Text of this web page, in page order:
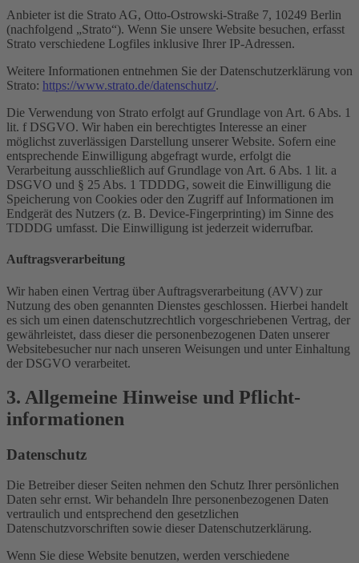
Anbieter ist die Strato AG, Otto-Ostrowski-Straße 7, 10249 Berlin
(nachfolgend „Strato“). Wenn Sie unsere Website besuchen, erfasst
Strato verschiedene Logfiles inklusive Ihrer IP-Adressen.
Weitere Informationen entnehmen Sie der Datenschutzerklärung von
Strato: https://www.strato.de/datenschutz/.
Die Verwendung von Strato erfolgt auf Grundlage von Art. 6 Abs. 1
lit. f DSGVO. Wir haben ein berechtigtes Interesse an einer
möglichst zuverlässigen Darstellung unserer Website. Sofern eine
entsprechende Einwilligung abgefragt wurde, erfolgt die
Verarbeitung ausschließlich auf Grundlage von Art. 6 Abs. 1 lit. a
DSGVO und § 25 Abs. 1 TDDDG, soweit die Einwilligung die
Speicherung von Cookies oder den Zugriff auf Informationen im
Endgerät des Nutzers (z. B. Device-Fingerprinting) im Sinne des
TDDDG umfasst. Die Einwilligung ist jederzeit widerrufbar.
Auftragsverarbeitung
Wir haben einen Vertrag über Auftragsverarbeitung (AVV) zur
Nutzung des oben genannten Dienstes geschlossen. Hierbei handelt
es sich um einen datenschutzrechtlich vorgeschriebenen Vertrag, der
gewährleistet, dass dieser die personenbezogenen Daten unserer
Websitebesucher nur nach unseren Weisungen und unter Einhaltung
der DSGVO verarbeitet.
3. Allgemeine Hinweise und Pflicht­
informationen
Datenschutz
Die Betreiber dieser Seiten nehmen den Schutz Ihrer persönlichen
Daten sehr ernst. Wir behandeln Ihre personenbezogenen Daten
vertraulich und entsprechend den gesetzlichen
Datenschutzvorschriften sowie dieser Datenschutzerklärung.
Wenn Sie diese Website benutzen, werden verschiedene